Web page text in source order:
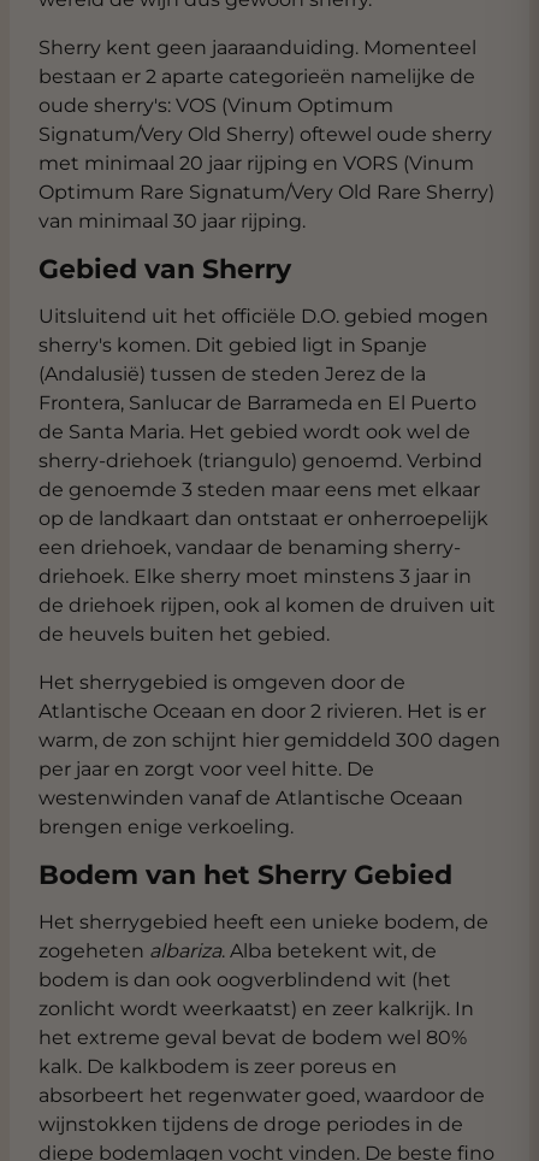
Sherry kent geen jaaraanduiding. Momenteel
bestaan er 2 aparte categorieën namelijke de
oude sherry's: VOS (Vinum Optimum
Signatum/Very Old Sherry) oftewel oude sherry
met minimaal 20 jaar rijping en VORS (Vinum
Optimum Rare Signatum/Very Old Rare Sherry)
van minimaal 30 jaar rijping.
Gebied van Sherry
Uitsluitend uit het officiële D.O. gebied mogen
sherry's komen. Dit gebied ligt in Spanje
(Andalusië) tussen de steden Jerez de la
Frontera, Sanlucar de Barrameda en El Puerto
de Santa Maria. Het gebied wordt ook wel de
sherry-driehoek (triangulo) genoemd. Verbind
de genoemde 3 steden maar eens met elkaar
op de landkaart dan ontstaat er onherroepelijk
een driehoek, vandaar de benaming sherry-
driehoek. Elke sherry moet minstens 3 jaar in
de driehoek rijpen, ook al komen de druiven uit
de heuvels buiten het gebied.
Het sherrygebied is omgeven door de
Atlantische Oceaan en door 2 rivieren. Het is er
warm, de zon schijnt hier gemiddeld 300 dagen
per jaar en zorgt voor veel hitte. De
westenwinden vanaf de Atlantische Oceaan
brengen enige verkoeling.
Bodem van het Sherry Gebied
Het sherrygebied heeft een unieke bodem, de
zogeheten albariza. Alba betekent wit, de
bodem is dan ook oogverblindend wit (het
zonlicht wordt weerkaatst) en zeer kalkrijk. In
het extreme geval bevat de bodem wel 80%
kalk. De kalkbodem is zeer poreus en
absorbeert het regenwater goed, waardoor de
wijnstokken tijdens de droge periodes in de
diepe bodemlagen vocht vinden. De beste fino